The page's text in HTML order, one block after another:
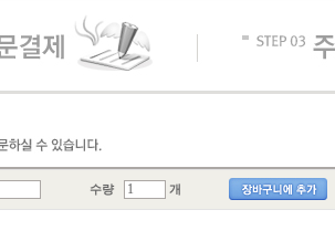
수량 개